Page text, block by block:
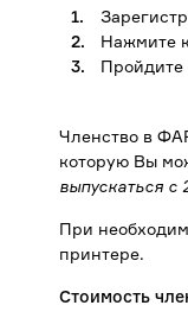
Нажмите
Пройдите
Членство в
которую Вы
выпускаться с
При
принтере.
Стоимость